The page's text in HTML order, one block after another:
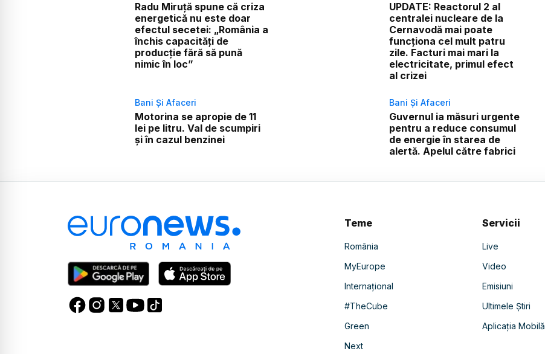
Radu Miruță spune că criza
energetică nu este doar
efectul secetei: „România a
închis capacități de
producție fără să pună
nimic în loc”
UPDATE: Reactorul 2 al
centralei nucleare de la
Cernavodă mai poate
funcționa cel mult patru
zile. Facturi mai mari la
electricitate, primul efect
al crizei
Bani Și Afaceri
Motorina se apropie de 11
lei pe litru. Val de scumpiri
și în cazul benzinei
Bani Și Afaceri
Guvernul ia măsuri urgente
pentru a reduce consumul
de energie în starea de
alertă. Apelul către fabrici
Teme
România
MyEurope
Internațional
#TheCube
Green
Next
Servicii
Live
Video
Emisiuni
Ultimele Știri
Aplicația Mobilă